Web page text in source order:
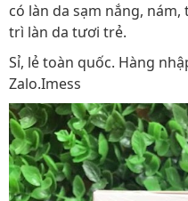
có làn da sạm nắng,
trì làn da tươi trẻ.
Sỉ, lẻ toàn quốc. Hàng
Zalo.Imess